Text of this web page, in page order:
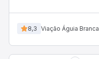
8,3 Viação Águia Branca